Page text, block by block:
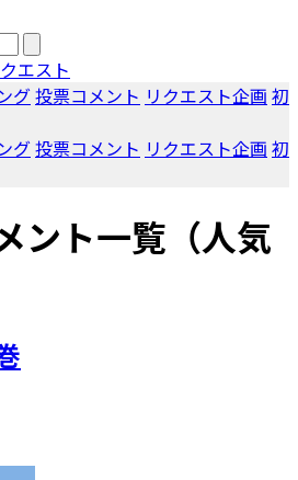
エスト
グ投票コメント リクエスト企画 初
グ投票コメント リクエスト企画 初
ント一覧（人気